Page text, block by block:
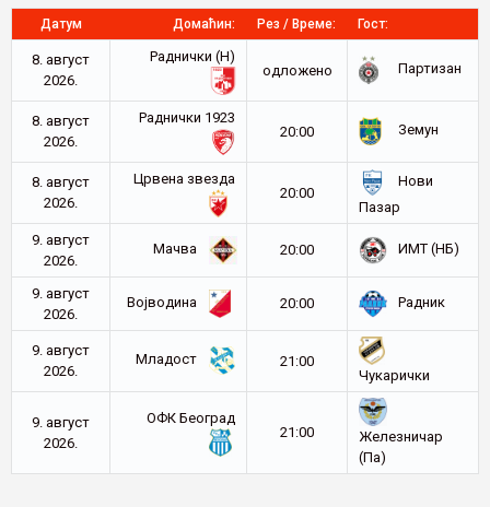
Датум Домаћин: Рез / Време: Гост:
8. август
2026.
Раднички (Н)
oдложено
Партизан
8. август
2026.
Раднички 1923
20:00
Земун
8. август
2026.
Црвена звезда
20:00
Нови
Пазар
9. август
2026.
Мачва 20:00 ИМТ (НБ)
9. август
2026.
Војводина 20:00 Радник
9. август
2026.
Младост
21:00
Чукарички
9. август
2026.
ОФК Београд
21:00
Железничар
(Па)